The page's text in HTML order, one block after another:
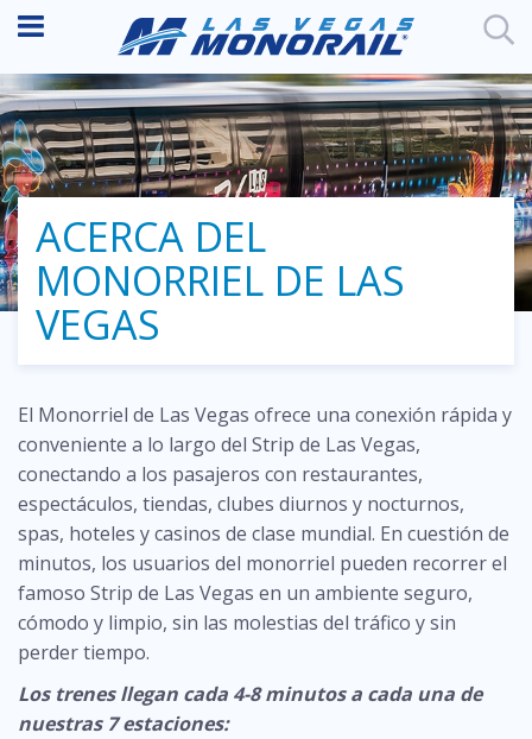
ACERCA DEL
MONORRIEL DE LAS
VEGAS
El Monorriel de Las Vegas ofrece una conexión rápida y
conveniente a lo largo del Strip de Las Vegas,
conectando a los pasajeros con restaurantes,
espectáculos, tiendas, clubes diurnos y nocturnos,
spas, hoteles y casinos de clase mundial. En cuestión de
minutos, los usuarios del monorriel pueden recorrer el
famoso Strip de Las Vegas en un ambiente seguro,
cómodo y limpio, sin las molestias del tráfico y sin
perder tiempo.
Los trenes llegan cada 4-8 minutos a cada una de
nuestras 7 estaciones: